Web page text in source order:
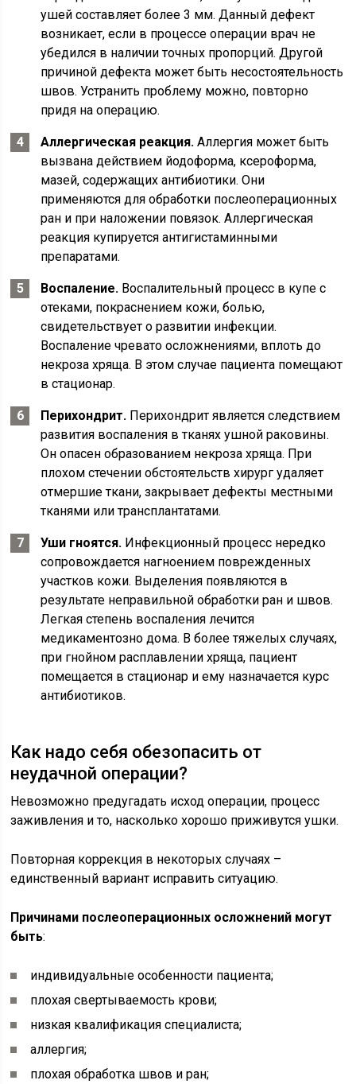
ушей составляет более 3 мм. Данный дефект
возникает, если в процессе операции врач не
убедился в наличии точных пропорций. Другой
причиной дефекта может быть несостоятельность
швов. Устранить проблему можно, повторно
придя на операцию.
Аллергическая реакция. Аллергия может быть
вызвана действием йодоформа, ксероформа,
мазей, содержащих антибиотики. Они
применяются для обработки послеоперационных
ран и при наложении повязок. Аллергическая
реакция купируется антигистаминными
препаратами.
Воспаление. Воспалительный процесс в купе с
отеками, покраснением кожи, болью,
свидетельствует о развитии инфекции.
Воспаление чревато осложнениями, вплоть до
некроза хряща. В этом случае пациента помещают
в стационар.
Перихондрит. Перихондрит является следствием
развития воспаления в тканях ушной раковины.
Он опасен образованием некроза хряща. При
плохом стечении обстоятельств хирург удаляет
отмершие ткани, закрывает дефекты местными
тканями или трансплантатами.
Уши гноятся. Инфекционный процесс нередко
сопровождается нагноением поврежденных
участков кожи. Выделения появляются в
результате неправильной обработки ран и швов.
Легкая степень воспаления лечится
медикаментозно дома. В более тяжелых случаях,
при гнойном расплавлении хряща, пациент
помещается в стационар и ему назначается курс
антибиотиков.
Как надо себя обезопасить от
неудачной операции?
Невозможно предугадать исход операции, процесс
заживления и то, насколько хорошо приживутся ушки.
Повторная коррекция в некоторых случаях –
единственный вариант исправить ситуацию.
Причинами послеоперационных осложнений могут
быть:
индивидуальные особенности пациента;
плохая свертываемость крови;
низкая квалификация специалиста;
аллергия;
плохая обработка швов и ран;